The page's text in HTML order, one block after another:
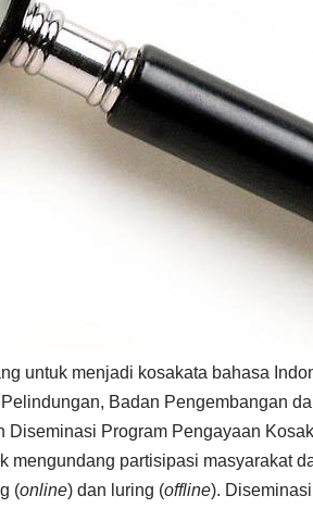
untuk menjadi kosakata bahasa
Badan Pengembangan
Program Pengayaan
partisipasi masyarakat
(online) dan luring (offline).